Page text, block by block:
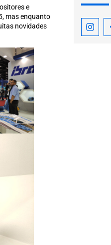
e
mas enquanto
novidades